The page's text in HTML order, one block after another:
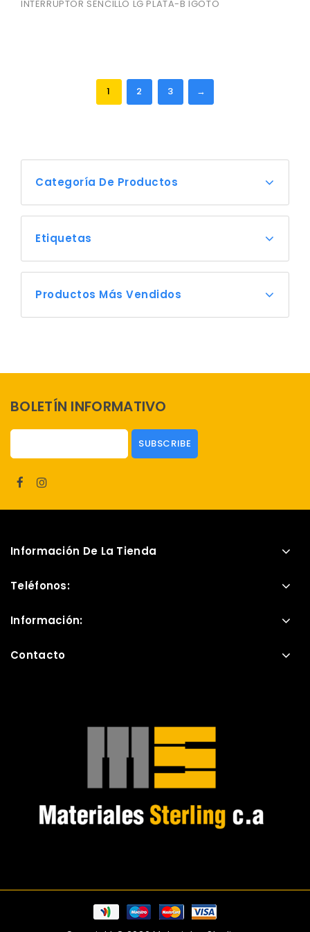
out
INTERRUPTOR SENCILLO LG PLATA-B IGOTO
1 2 3 →
Categoría De Productos
Etiquetas
Productos Más Vendidos
BOLETÍN INFORMATIVO
Información De La Tienda
Teléfonos:
Información:
Contacto